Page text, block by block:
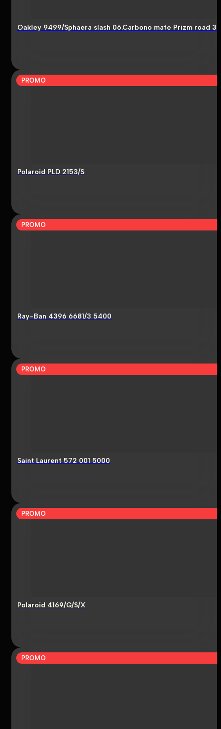
Oakley 9499/Sphaera slash 06.Carbono mate Prizm road
PROMO
Polaroid PLD 2153/S
PROMO
Ray-Ban 4396 6681/3 5400
PROMO
Saint Laurent 572 001 5000
PROMO
Polaroid 4169/G/S/X
PROMO